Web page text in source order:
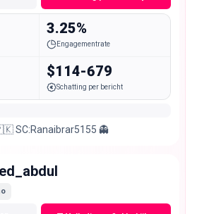
3.25%
Engagementrate
$114-679
Schatting per bericht
SC:Ranaibrar5155 👻